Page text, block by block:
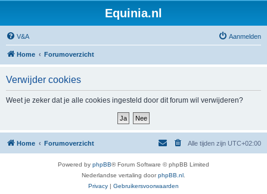
Equinia.nl
V&A Aanmelden
Home Forumoverzicht
Verwijder cookies
Weet je zeker dat je alle cookies ingesteld door dit forum wil verwijderen?
Home Forumoverzicht Alle tijden zijn UTC+02:00
Powered by phpBB® Forum Software © phpBB Limited
Nederlandse vertaling doorphpBB.nl
Privacy | Gebruikersvoorwaarden